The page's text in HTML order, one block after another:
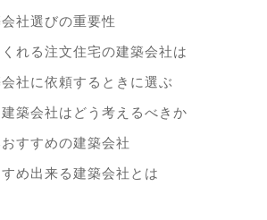
社選びの重要性
れる注文住宅の建築会社は
社に依頼するときに選ぶ
築会社はどう考えるべきか
すすめの建築会社
め出来る建築会社とは